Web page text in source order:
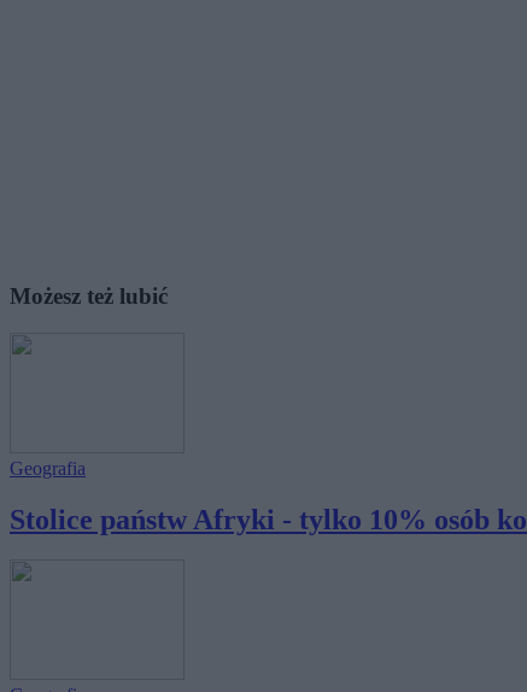
Możesz też lubić
Geografia
Stolice państw Afryki - tylko 10% osób